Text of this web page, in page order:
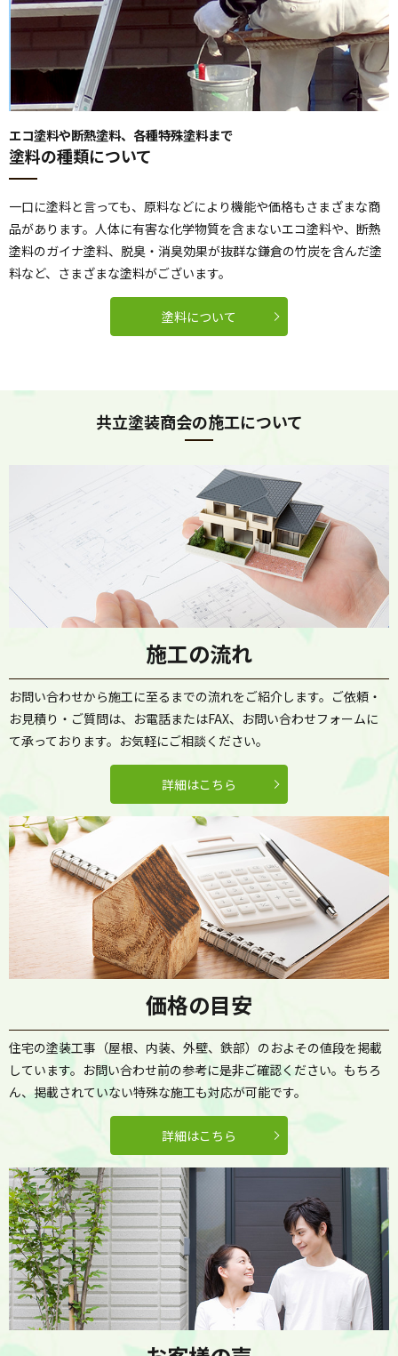
エコ塗料や断熱塗料、各種特殊塗料まで
塗料の種類について
一口に塗料と言っても、原料などにより機能や価格もさまざまな商
品があります。人体に有害な化学物質を含まないエコ塗料や、断熱
塗料のガイナ塗料、脱臭・消臭効果が抜群な鎌倉の竹炭を含んだ塗
料など、さまざまな塗料がございます。
塗料について
共立塗装商会の施工について
施工の流れ
お問い合わせから施工に至るまでの流れをご紹介します。ご依頼・
お見積り・ご質問は、お電話またはFAX、お問い合わせフォームに
て承っております。お気軽にご相談ください。
詳細はこちら
価格の目安
住宅の塗装工事（屋根、内装、外壁、鉄部）のおよその値段を掲載
しています。お問い合わせ前の参考に是非ご確認ください。もちろ
ん、掲載されていない特殊な施工も対応が可能です。
詳細はこちら